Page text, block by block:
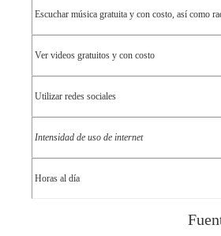
Escuchar música gratuita y con costo, así como
Ver videos gratuitos y con costo
Utilizar redes sociales
Intensidad de uso de internet
Horas al día